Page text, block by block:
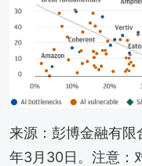
来源：彭博金融有
年3月30日。注意：